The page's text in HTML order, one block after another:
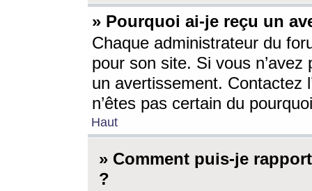
» Pourquoi ai-je reçu un
Chaque administrateur du
pour son site. Si vous
un avertissement. Contactez
n’êtes pas certain du
Haut
» Comment puis-je
?